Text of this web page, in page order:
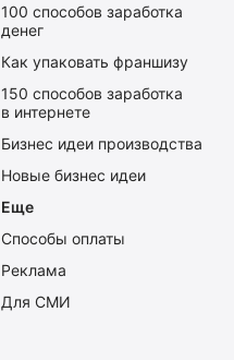
100 способов заработка
денег
Как упаковать франшизу
150 способов заработка
в интернете
Бизнес идеи производства
Новые бизнес идеи
Еще
Способы оплаты
Реклама
Для СМИ